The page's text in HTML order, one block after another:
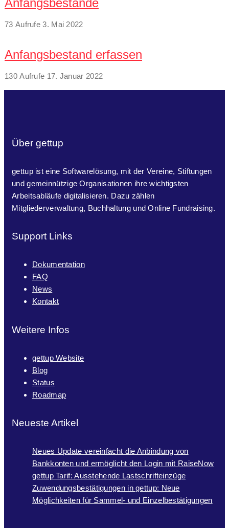
Anfangsbestände
73 Aufrufe 3. Mai 2022
Anfangsbestand erfassen
130 Aufrufe 17. Januar 2022
Über gettup
gettup ist eine Softwarelösung, mit der Vereine, Stiftungen
und gemeinnützige Organisationen ihre wichtigsten
Arbeitsabläufe digitalisieren. Dazu zählen
Mitgliederverwaltung, Buchhaltung und Online Fundraising.
Support Links
Dokumentation
FAQ
News
Kontakt
Weitere Infos
gettup Website
Blog
Status
Roadmap
Neueste Artikel
Neues Update vereinfacht die Anbindung von
Bankkonten und ermöglicht den Login mit RaiseNow
gettup Tarif: Ausstehende Lastschrifteinzüge
Zuwendungsbestätigungen in gettup: Neue
Möglichkeiten für Sammel- und Einzelbestätigungen